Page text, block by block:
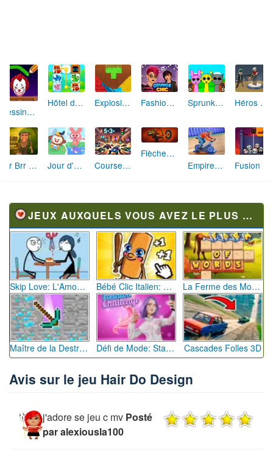
Dessine et Écrase : Le Jeu des Monstres
Hôtel des Animaux de Rêve Explosion de Blocs de Sable Fashion Rebelle: Style Grunge Chic Sprunki Monster: Rythmes Musicaux Monstres Héros des Terres Hostiles
Brr Brr Patapim: Le Défi Parkour Délirant Jour d'Aventure: Puzzles en Plein Air Course Mathématique: La Vitesse par les Chiffres
Flèches Rusées 2 : Visez Juste et Défiez la Rotation!
Empire Fitness - Simulateur de Salle de Sport
JEUX AUXQUELS VOUS AVEZ LE PLUS JOUÉ
Skip Love: L'Amour en Péril Bébé Clic Italien: La Folie des Petits Bambins La Ferme des Mots - Cultivez votre Vocabulaire
Maître de la Destruction: Fusion de Pioches Défi de Mode: Star du Podium Cascades Folles 3D
Avis sur le jeu Hair Do Design
j'adore se jeu c mv Posté
par alexiousla100